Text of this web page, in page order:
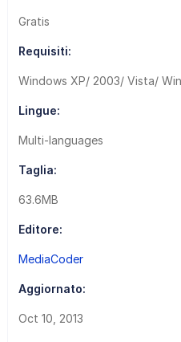
Gratis
Requisiti:
Windows XP/ 2003/ Vista/
Lingue:
Multi-languages
Taglia:
63.6MB
Editore:
MediaCoder
Aggiornato:
Oct 10, 2013